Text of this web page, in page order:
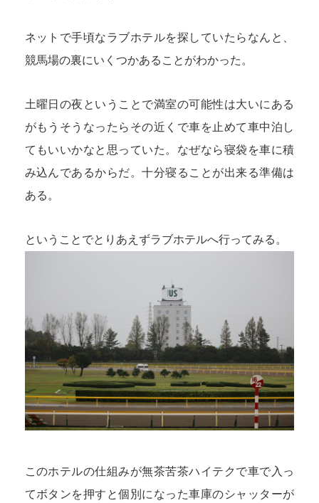
ネットで手頃なラブホテルを探していたらなんと、
競馬場の裏にいくつかあることがわかった。
土曜日の夜ということで満室の可能性は大いにある
がもうそうなったらその近くで車を止めて車中泊し
てもいいかなと思っていた。なぜなら寝袋を車に積
み込んであるからだ。十分寝ることが出来る準備は
ある。
ということでとりあえずラブホテルへ行ってみる。
このホテルの仕組みが無茶苦茶ハイテクで車で入っ
てボタンを押すと個別になった車庫のシャッターが